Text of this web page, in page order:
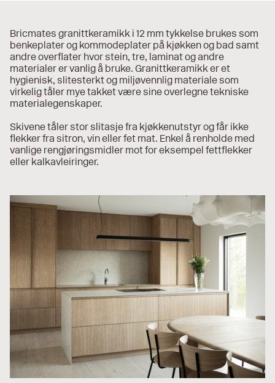
Bricmates granittkeramikk i 12 mm tykkelse brukes som
benkeplater og kommodeplater på kjøkken og bad samt
andre overflater hvor stein, tre, laminat og andre
materialer er vanlig å bruke. Granittkeramikk er et
hygienisk, slitesterkt og miljøvennlig materiale som
virkelig tåler mye takket være sine overlegne tekniske
materialegenskaper.
Skivene tåler stor slitasje fra kjøkkenutstyr og får ikke
flekker fra sitron, vin eller fet mat. Enkel å renholde med
vanlige rengjøringsmidler mot for eksempel fettflekker
eller kalkavleiringer.